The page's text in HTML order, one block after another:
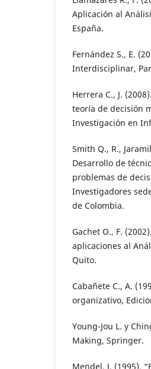
Aplicación al
España.
Fernández S., E.
Interdisciplinar,
Herrera C., J.
teoría de decisión
Investigación en
Smith Q., R.,
Desarrollo de
problemas de
Investigadores
de Colombia.
Gachet O., F.
aplicaciones al
Quito.
Cabañete C., A.
organizativo,
Young-Jou L. y
Making, Springer.
Mendel, J. (1995).